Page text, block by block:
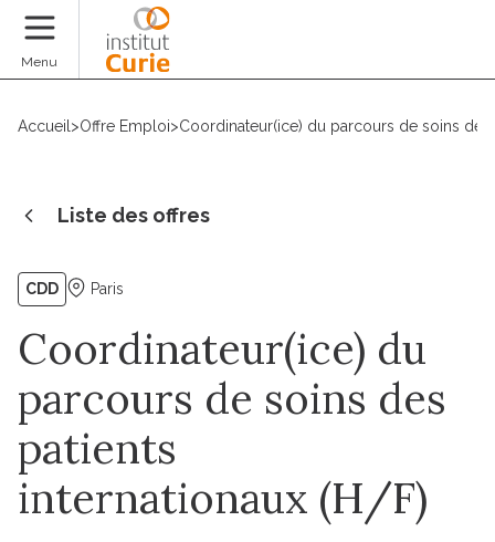
Menu
Accueil >Offre Emploi>Coordinateur(ice) du parcours de soins
Liste des offres
CDD Paris
Coordinateur(ice) du
parcours de soins des
patients
internationaux (H/F)